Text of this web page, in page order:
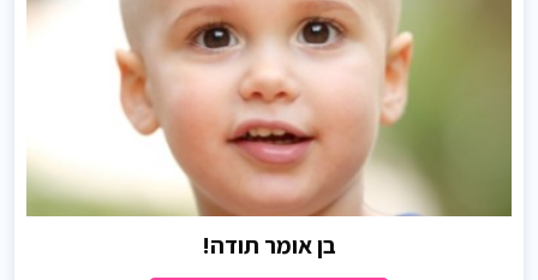
בן אומר תודה!